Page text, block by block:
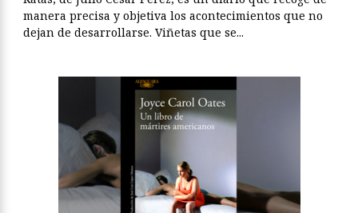
manera precisa y objetiva los acontecimientos que no
dejan de desarrollarse. Viñetas que se...